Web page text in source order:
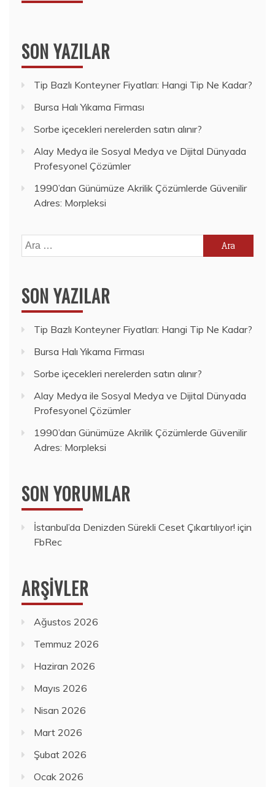
SON YAZILAR
Tip Bazlı Konteyner Fiyatları: Hangi Tip Ne Kadar?
Bursa Halı Yıkama Firması
Sorbe içecekleri nerelerden satın alınır?
Alay Medya ile Sosyal Medya ve Dijital Dünyada
Profesyonel Çözümler
1990’dan Günümüze Akrilik Çözümlerde Güvenilir
Adres: Morpleksi
Arama:
SON YAZILAR
Tip Bazlı Konteyner Fiyatları: Hangi Tip Ne Kadar?
Bursa Halı Yıkama Firması
Sorbe içecekleri nerelerden satın alınır?
Alay Medya ile Sosyal Medya ve Dijital Dünyada
Profesyonel Çözümler
1990’dan Günümüze Akrilik Çözümlerde Güvenilir
Adres: Morpleksi
SON YORUMLAR
İstanbul’da Denizden Sürekli Ceset Çıkartılıyor! için
FbRec
ARŞIVLER
Ağustos 2026
Temmuz 2026
Haziran 2026
Mayıs 2026
Nisan 2026
Mart 2026
Şubat 2026
Ocak 2026